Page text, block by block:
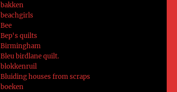
bakken
beachgirls
Bee
Bep's quilts
Birmingham
Bleu birdlane quilt.
blokkenruil
Bluiding houses from scraps
boeken